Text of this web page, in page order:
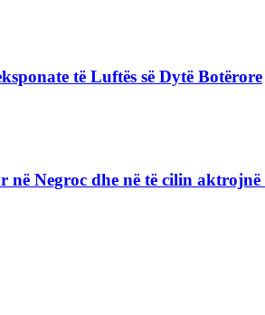
të Luftës së Dytë Botërore
në Negroc dhe në të cilin